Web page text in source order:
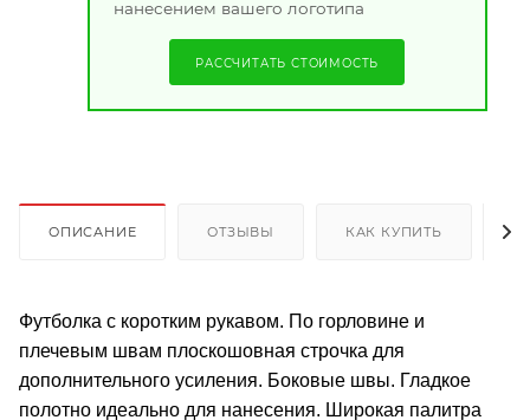
нанесением вашего логотипа
РАССЧИТАТЬ СТОИМОСТЬ
ОПИСАНИЕ ОТЗЫВЫ КАК КУПИТЬ
Футболка с коротким рукавом. По горловине и
плечевым швам плоскошовная строчка для
дополнительного усиления. Боковые швы. Гладкое
полотно идеально для нанесения. Широкая палитра